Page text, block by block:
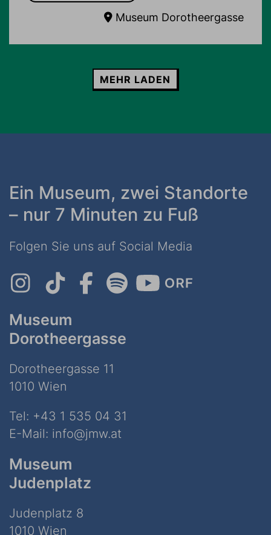
Museum Dorotheergasse
MEHR LADEN
Ein Museum, zwei Standorte
– nur 7 Minuten zu Fuß
Folgen Sie uns auf Social Media
Museum
Dorotheergasse
Dorotheergasse 11
1010 Wien
Tel: +43 1 535 04 31
E-Mail: info@jmw.at
Museum
Judenplatz
Judenplatz 8
1010 Wien